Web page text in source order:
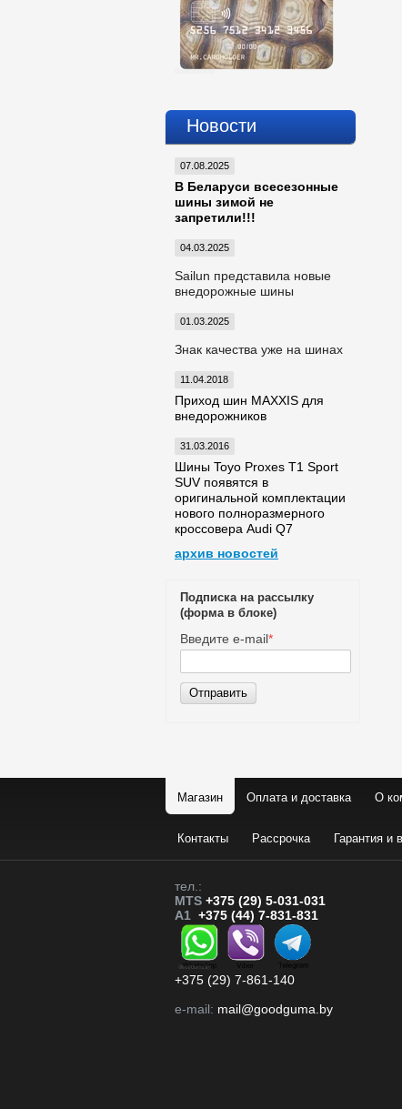
Новости
07.08.2025
В Беларуси всесезонные
шины зимой не
запретили!!!
04.03.2025
Sailun представила новые
внедорожные шины
01.03.2025
Знак качества уже на шинах
11.04.2018
Приход шин MAXXIS для
внедорожников
31.03.2016
Шины Toyo Proxes T1 Sport
SUV появятся в
оригинальной комплектации
нового полноразмерного
кроссовера Audi Q7
архив новостей
Подписка на рассылку
(форма в блоке)
Введите e-mail*
Отправить
Магазин Оплата и доставка О
Контакты Рассрочка Гарантия и
тел.:
MTS +375 (29) 5-031-031
A1 +375 (44) 7-831-831
+375 (29) 7-861-140
e-mail: mail@goodguma.by